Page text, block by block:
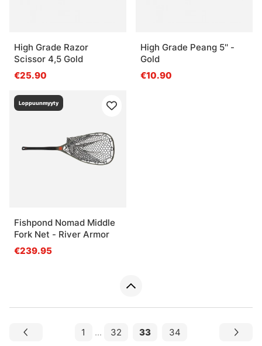
High Grade Razor
Scissor 4,5 Gold
€25.90
High Grade Peang 5'' -
Gold
€10.90
Loppuunmyyty
Fishpond Nomad Middle
Fork Net - River Armor
€239.95
1 ... 32 33 34